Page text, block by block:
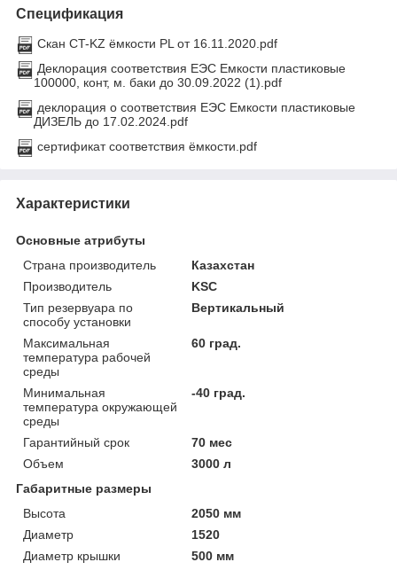
Спецификация
Скан CT-KZ ёмкости PL от 16.11.2020.pdf
Деклорация соответствия ЕЭС Емкости пластиковые
100000, конт, м. баки до 30.09.2022 (1).pdf
деклорация о соответствия ЕЭС Емкости пластиковые
ДИЗЕЛЬ до 17.02.2024.pdf
сертификат соответствия ёмкости.pdf
Характеристики
Основные атрибуты
Страна производитель
Казахстан
Производитель
KSC
Тип резервуара по
способу установки
Вертикальный
Максимальная
температура рабочей
среды
60 град.
Минимальная
температура окружающей
среды
-40 град.
Гарантийный срок
70 мес
Объем
3000 л
Габаритные размеры
Высота
2050 мм
Диаметр
1520
Диаметр крышки
500 мм